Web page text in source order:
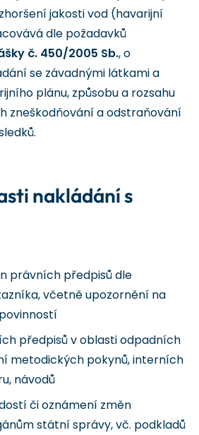
jakosti vod (havarijní
dle požadavků
č. 450/2005 Sb., o
se závadnými látkami a
plánu, způsobu a rozsahu
zneškodňování a odstraňování
nakládání s
právních předpisů dle
včetně upozornění na
předpisů v oblasti odpadních
metodických pokynů, interních
návodů
či oznámení změn
státní správy, vč. podkladů